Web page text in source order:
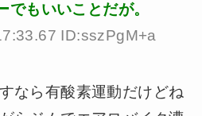
でもいいことだが。
ID:sszPgM+a
なら有酸素運動だけどね